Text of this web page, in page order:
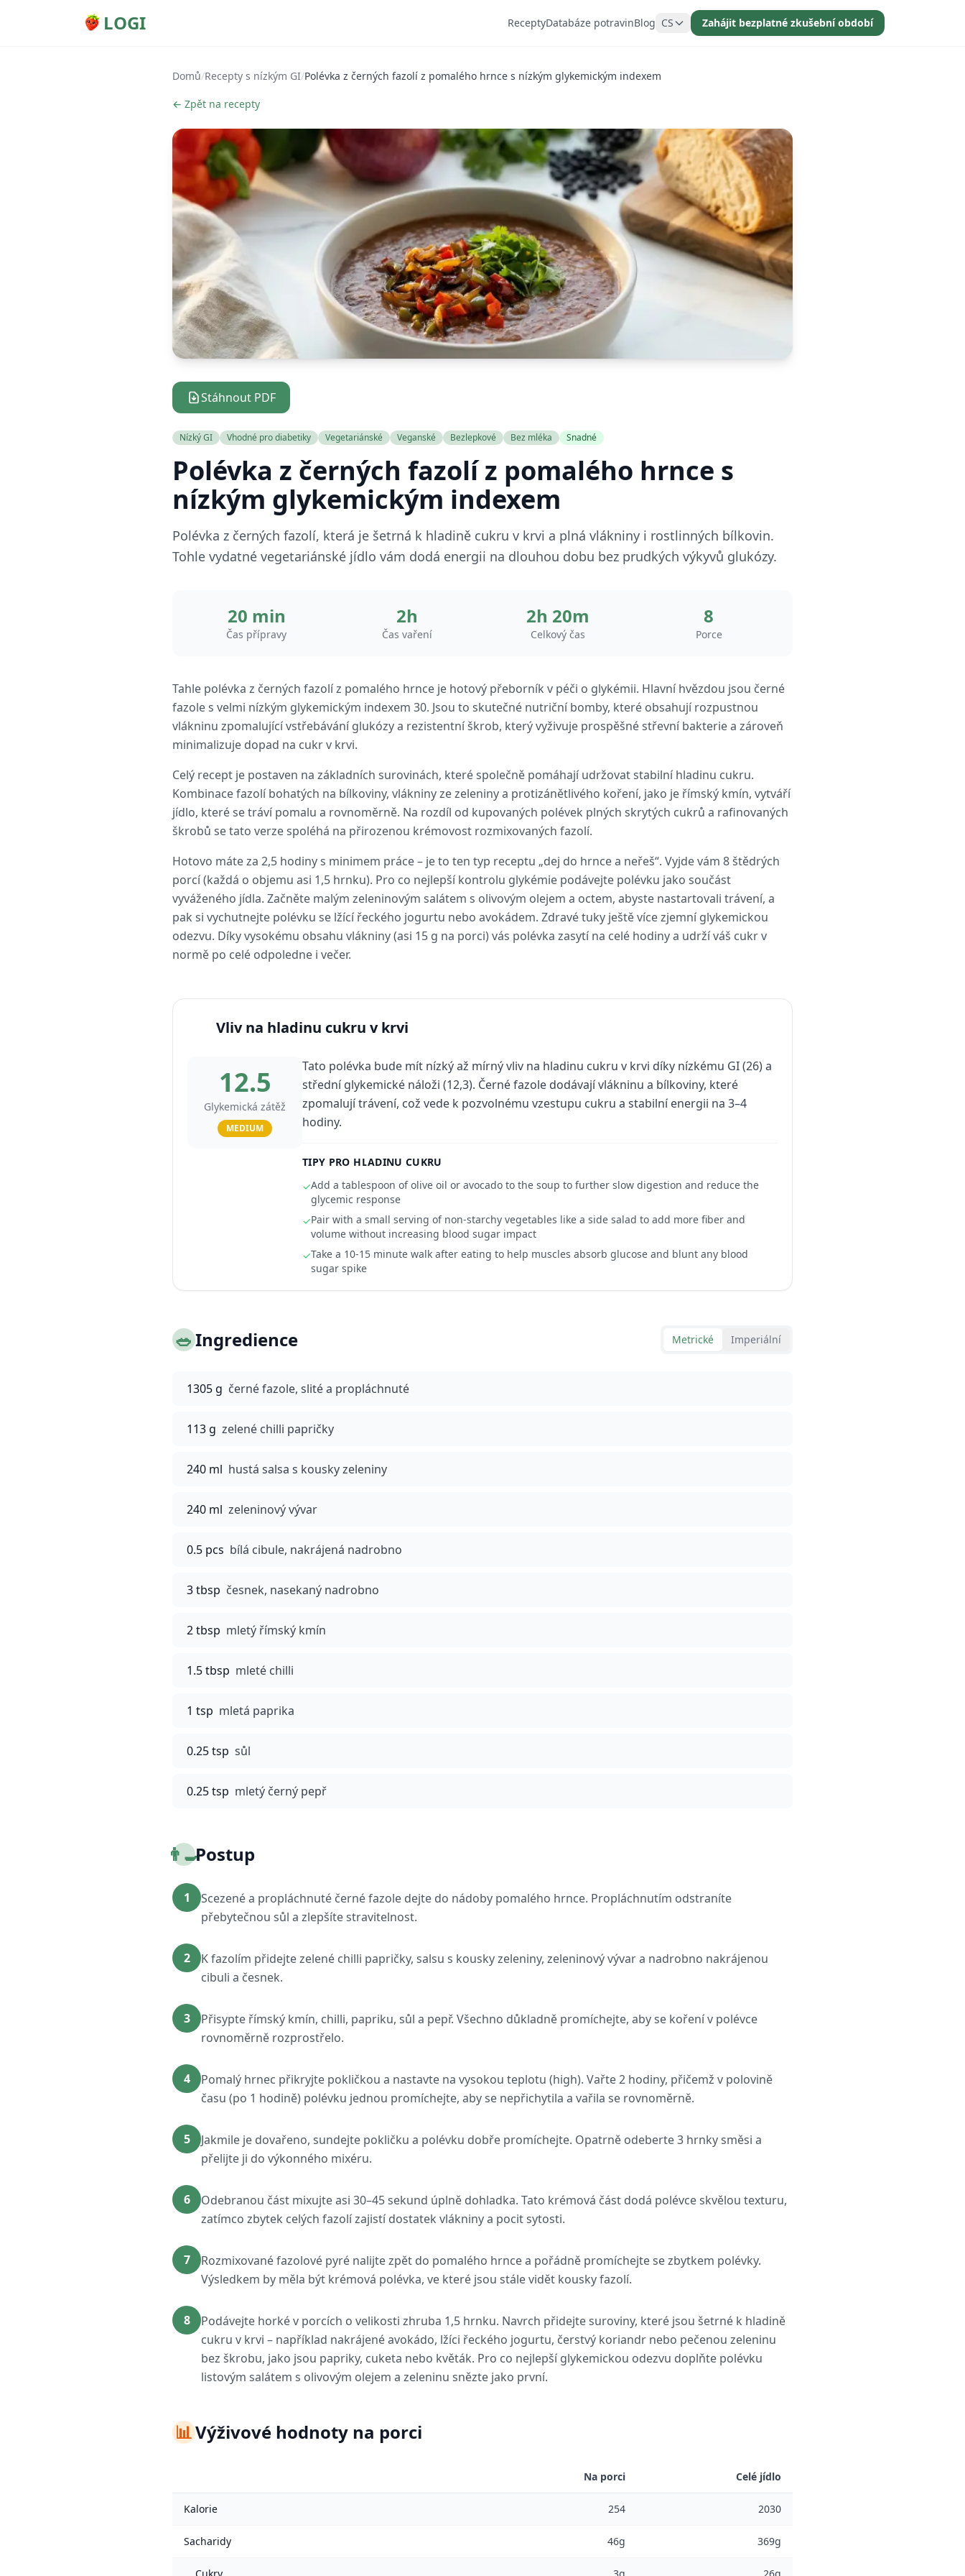
LOGI ReceptyDatabáze potravinBlog CS Zahájit bezplatné zkušební období
Domů/Recepty s nízkým GI/Polévka z černých fazolí z pomalého hrnce s nízkým glykemickým indexem
← Zpět na recepty
Stáhnout PDF
Nízký GI Vhodné pro diabetiky Vegetariánské Veganské Bezlepkové Bez mléka Snadné
Polévka z černých fazolí z pomalého hrnce s
nízkým glykemickým indexem
Polévka z černých fazolí, která je šetrná k hladině cukru v krvi a plná vlákniny i rostlinných bílkovin.
Tohle vydatné vegetariánské jídlo vám dodá energii na dlouhou dobu bez prudkých výkyvů glukózy.
20 min
Čas přípravy
2h
Čas vaření
2h 20m
Celkový čas
8
Porce
Tahle polévka z černých fazolí z pomalého hrnce je hotový přeborník v péči o glykémii. Hlavní hvězdou jsou černé
fazole s velmi nízkým glykemickým indexem 30. Jsou to skutečné nutriční bomby, které obsahují rozpustnou
vlákninu zpomalující vstřebávání glukózy a rezistentní škrob, který vyživuje prospěšné střevní bakterie a zároveň
minimalizuje dopad na cukr v krvi.
Celý recept je postaven na základních surovinách, které společně pomáhají udržovat stabilní hladinu cukru.
Kombinace fazolí bohatých na bílkoviny, vlákniny ze zeleniny a protizánětlivého koření, jako je římský kmín, vytváří
jídlo, které se tráví pomalu a rovnoměrně. Na rozdíl od kupovaných polévek plných skrytých cukrů a rafinovaných
škrobů se tato verze spoléhá na přirozenou krémovost rozmixovaných fazolí.
Hotovo máte za 2,5 hodiny s minimem práce – je to ten typ receptu „dej do hrnce a neřeš“. Vyjde vám 8 štědrých
porcí (každá o objemu asi 1,5 hrnku). Pro co nejlepší kontrolu glykémie podávejte polévku jako součást
vyváženého jídla. Začněte malým zeleninovým salátem s olivovým olejem a octem, abyste nastartovali trávení, a
pak si vychutnejte polévku se lžící řeckého jogurtu nebo avokádem. Zdravé tuky ještě více zjemní glykemickou
odezvu. Díky vysokému obsahu vlákniny (asi 15 g na porci) vás polévka zasytí na celé hodiny a udrží váš cukr v
normě po celé odpoledne i večer.
Vliv na hladinu cukru v krvi
12.5
Glykemická zátěž
MEDIUM
Tato polévka bude mít nízký až mírný vliv na hladinu cukru v krvi díky nízkému GI (26) a
střední glykemické náloži (12,3). Černé fazole dodávají vlákninu a bílkoviny, které
zpomalují trávení, což vede k pozvolnému vzestupu cukru a stabilní energii na 3–4
hodiny.
TIPY PRO HLADINU CUKRU
✓Add a tablespoon of olive oil or avocado to the soup to further slow digestion and reduce the
glycemic response
✓Pair with a small serving of non-starchy vegetables like a side salad to add more fiber and
volume without increasing blood sugar impact
✓Take a 10-15 minute walk after eating to help muscles absorb glucose and blunt any blood
sugar spike
🥗Ingredience Metrické Imperiální
1305 g černé fazole, slité a propláchnuté
113 g zelené chilli papričky
240 ml hustá salsa s kousky zeleniny
240 ml zeleninový vývar
0.5 pcs bílá cibule, nakrájená nadrobno
3 tbsp česnek, nasekaný nadrobno
2 tbsp mletý římský kmín
1.5 tbsp mleté chilli
1 tsp mletá paprika
0.25 tsp sůl
0.25 tsp mletý černý pepř
👨‍🍳Postup
1
Scezené a propláchnuté černé fazole dejte do nádoby pomalého hrnce. Propláchnutím odstraníte
přebytečnou sůl a zlepšíte stravitelnost.
2
K fazolím přidejte zelené chilli papričky, salsu s kousky zeleniny, zeleninový vývar a nadrobno nakrájenou
cibuli a česnek.
3
Přisypte římský kmín, chilli, papriku, sůl a pepř. Všechno důkladně promíchejte, aby se koření v polévce
rovnoměrně rozprostřelo.
4
Pomalý hrnec přikryjte pokličkou a nastavte na vysokou teplotu (high). Vařte 2 hodiny, přičemž v polovině
času (po 1 hodině) polévku jednou promíchejte, aby se nepřichytila a vařila se rovnoměrně.
5
Jakmile je dovařeno, sundejte pokličku a polévku dobře promíchejte. Opatrně odeberte 3 hrnky směsi a
přelijte ji do výkonného mixéru.
6
Odebranou část mixujte asi 30–45 sekund úplně dohladka. Tato krémová část dodá polévce skvělou texturu,
zatímco zbytek celých fazolí zajistí dostatek vlákniny a pocit sytosti.
7
Rozmixované fazolové pyré nalijte zpět do pomalého hrnce a pořádně promíchejte se zbytkem polévky.
Výsledkem by měla být krémová polévka, ve které jsou stále vidět kousky fazolí.
8
Podávejte horké v porcích o velikosti zhruba 1,5 hrnku. Navrch přidejte suroviny, které jsou šetrné k hladině
cukru v krvi – například nakrájené avokádo, lžíci řeckého jogurtu, čerstvý koriandr nebo pečenou zeleninu
bez škrobu, jako jsou papriky, cuketa nebo květák. Pro co nejlepší glykemickou odezvu doplňte polévku
listovým salátem s olivovým olejem a zeleninu snězte jako první.
📊Výživové hodnoty na porci
Na porci Celé jídlo
Kalorie 254 2030
Sacharidy 46g 369g